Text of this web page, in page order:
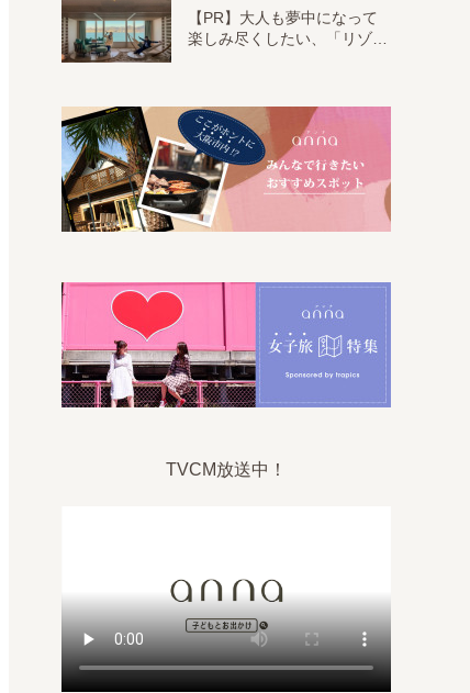
【PR】大人も夢中になって
楽しみ尽くしたい、「リゾ…
TVCM放送中！